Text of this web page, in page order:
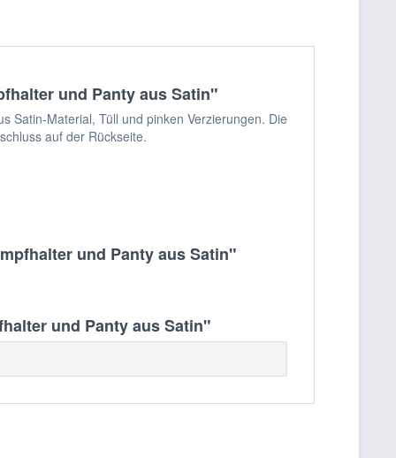
und Panty aus Satin"
Satin-Material, Tüll und pinken Verzierungen. Die
auf der Rückseite.
und Panty aus Satin"
und Panty aus Satin"